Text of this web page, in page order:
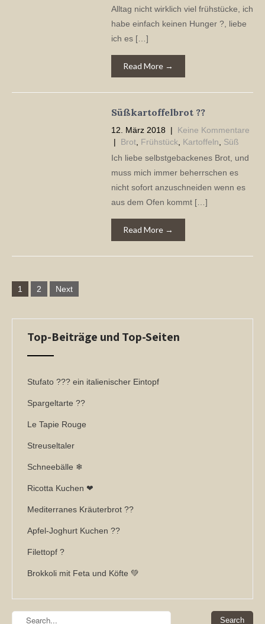
Alltag nicht wirklich viel frühstücke, ich
habe einfach keinen Hunger ?, liebe
ich es […]
Read More →
Süßkartoffelbrot ??
12. März 2018 | Keine Kommentare
| Brot, Frühstück, Kartoffeln
Süß
Ich liebe selbstgebackenes Brot, und
muss mich immer beherrschen es
nicht sofort anzuschneiden wenn es
aus dem Ofen kommt […]
Read More →
Posts
navigation
1 2 Next
Top-Beiträge und Top-Seiten
Stufato ??? ein italienischer Eintopf
Spargeltarte ??
Le Tapie Rouge
Streuseltaler
Schneebälle ❄
Ricotta Kuchen ❤
Mediterranes Kräuterbrot ??
Apfel-Joghurt Kuchen ??
Filettopf ?
Brokkoli mit Feta und Köfte 💚